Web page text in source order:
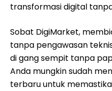
transformasi digital
Sobat DigiMarket,
tanpa pengawasan
di gang sempit tanpa
Anda mungkin sudah
terbaru untuk